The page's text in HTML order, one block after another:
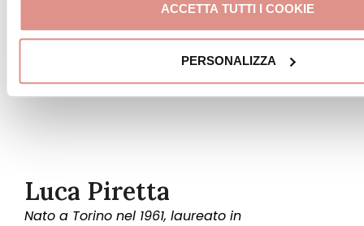
ACCETTA TUTTI I COOKIE
PERSONALIZZA
Luca Piretta
Nato a Torino nel 1961, laureato in